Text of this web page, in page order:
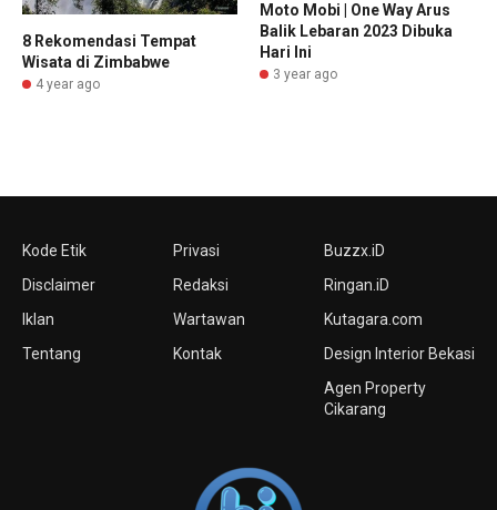
8 Rekomendasi Tempat
Wisata di Zimbabwe
4 year ago
Moto Mobi | One Way Arus
Balik Lebaran 2023 Dibuka
Hari Ini
3 year ago
Kode Etik
Disclaimer
Iklan
Tentang
Privasi
Redaksi
Wartawan
Kontak
Buzzx.iD
Ringan.iD
Kutagara.com
Design Interior Bekasi
Agen Property
Cikarang